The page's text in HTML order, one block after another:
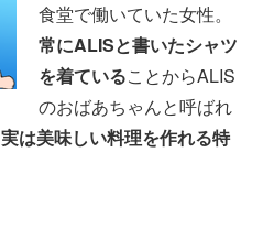
食堂で働いていた女性。
常にALISと書いたシャツ
を着ていることからALIS
のおばあちゃんと呼ばれ
実は美味しい料理を作れる特